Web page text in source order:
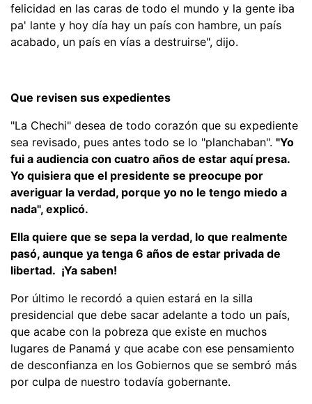
felicidad en las caras de todo el mundo y la gente iba
pa' lante y hoy día hay un país con hambre, un país
acabado, un país en vías a destruirse", dijo.
Que revisen sus expedientes
"La Chechi" desea de todo corazón que su expediente
sea revisado, pues antes todo se lo "planchaban". "Yo
fui a audiencia con cuatro años de estar aquí presa.
Yo quisiera que el presidente se preocupe por
averiguar la verdad, porque yo no le tengo miedo a
nada", explicó.
Ella quiere que se sepa la verdad, lo que realmente
pasó, aunque ya tenga 6 años de estar privada de
libertad. ¡Ya saben!
Por último le recordó a quien estará en la silla
presidencial que debe sacar adelante a todo un país,
que acabe con la pobreza que existe en muchos
lugares de Panamá y que acabe con ese pensamiento
de desconfianza en los Gobiernos que se sembró más
por culpa de nuestro todavía gobernante.